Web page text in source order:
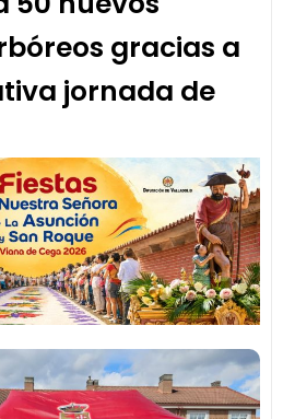
gracias a
jornada de